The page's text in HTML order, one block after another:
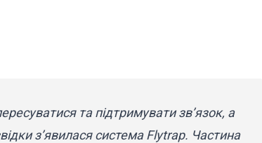
та підтримувати зв’язок, а
з’явилася система Flytrap. Частина